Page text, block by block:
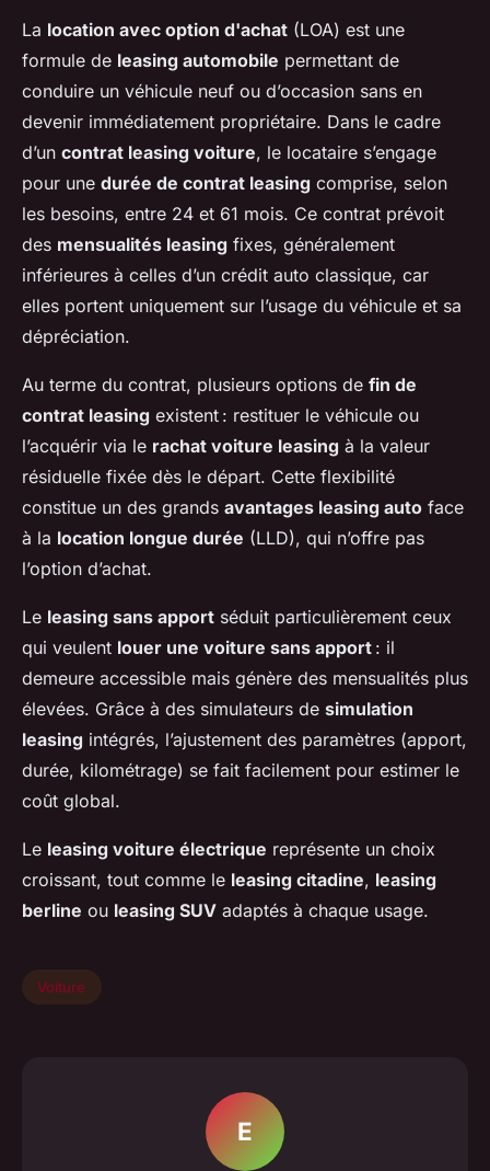
La location avec option d'achat (LOA) est une
formule de leasing automobile permettant de
conduire un véhicule neuf ou d’occasion sans en
devenir immédiatement propriétaire. Dans le cadre
d’un contrat leasing voiture, le locataire s’engage
pour une durée de contrat leasing comprise, selon
les besoins, entre 24 et 61 mois. Ce contrat prévoit
des mensualités leasing fixes, généralement
inférieures à celles d’un crédit auto classique, car
elles portent uniquement sur l’usage du véhicule et sa
dépréciation.
Au terme du contrat, plusieurs options de fin de
contrat leasing existent : restituer le véhicule ou
l’acquérir via le rachat voiture leasing à la valeur
résiduelle fixée dès le départ. Cette flexibilité
constitue un des grands avantages leasing auto face
à la location longue durée (LLD), qui n’offre pas
l’option d’achat.
Le leasing sans apport séduit particulièrement ceux
qui veulent louer une voiture sans apport : il
demeure accessible mais génère des mensualités plus
élevées. Grâce à des simulateurs de simulation
leasing intégrés, l’ajustement des paramètres (apport,
durée, kilométrage) se fait facilement pour estimer le
coût global.
Le leasing voiture électrique représente un choix
croissant, tout comme le leasing citadine, leasing
berline ou leasing SUV adaptés à chaque usage.
Voiture
E